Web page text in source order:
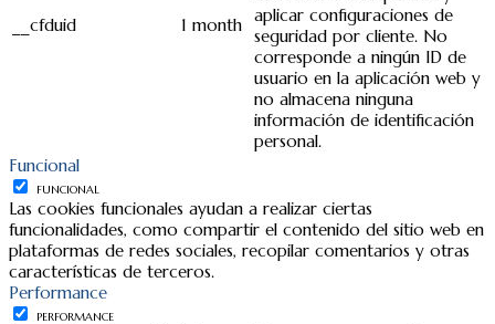
__cfduid 1 month aplicar configuraciones de
seguridad por cliente. No
corresponde a ningún ID de
usuario en la aplicación web y
no almacena ninguna
información de identificación
personal.
Funcional
FUNCIONAL
Las cookies funcionales ayudan a realizar ciertas
funcionalidades, como compartir el contenido del sitio web en
plataformas de redes sociales, recopilar comentarios y otras
características de terceros.
Performance
PERFORMANCE